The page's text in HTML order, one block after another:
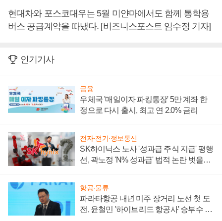
현대차와 포스코대우는 5월 미얀마에서도 함께 통학용
버스 공급계약을 따냈다. [비즈니스포스트 임수정 기자]
인기기사
금융
우체국 '매일이자 파킹통장' 5만 계좌 한
정으로 다시 출시, 최고 연 2.0% 금리
전자·전기·정보통신
SK하이닉스 노사 '성과급 주식 지급' 평행
선, 곽노정 'N% 성과급' 법적 논란 벗을지
항공·물류
파라타항공 내년 미주 장거리 노선 첫 도
전, 윤철민 '하이브리드 항공사' 승부수 통